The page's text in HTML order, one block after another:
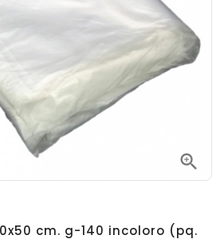

cm. g-140 incoloro (pq.